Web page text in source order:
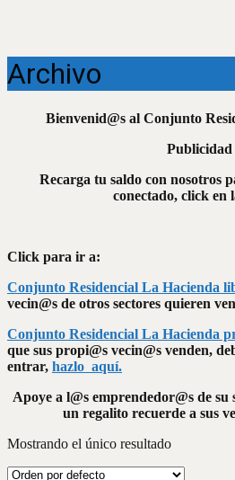
Archivo
Bienvenid@s al Conjunto
Publicidad
Recarga tu saldo con nosotros
conectado, click en
Click para ir a:
Conjunto Residencial La Hacienda
vecin@s de otros sectores quieren
Conjunto Residencial La Hacienda
que sus propi@s vecin@s venden,
entrar, hazlo aquí.
Apoye a l@s emprendedor@s de su
un regalito recuerde a sus
Mostrando el único resultado